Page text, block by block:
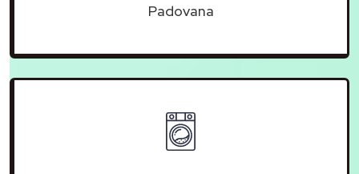
Padovana